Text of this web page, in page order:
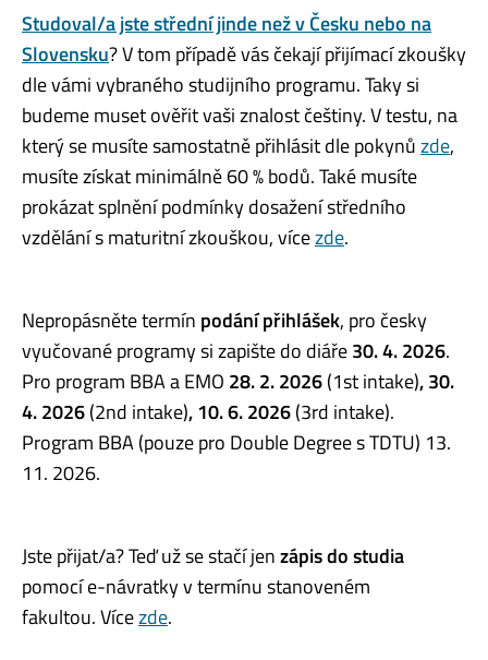
Studoval/a jste střední jinde než v Česku nebo na
Slovensku? V tom případě vás čekají přijímací zkoušky
dle vámi vybraného studijního programu. Taky si
budeme muset ověřit vaši znalost češtiny. V testu, na
který se musíte samostatně přihlásit dle pokynůzde,
musíte získat minimálně 60 % bodů. Také musíte
prokázat splnění podmínky dosažení středního
vzdělání s maturitní zkouškou, vícezde.
Nepropásněte termín podání přihlášek, pro česky
vyučované programy si zapište do diáře30. 4. 2026.
Pro program BBA a EMO 28. 2. 2026(1st intake), 30.
4. 2026(2nd intake), 10. 6. 2026(3rd intake).
Program BBA (pouze pro Double Degree s TDTU) 13.
11. 2026.
Jste přijat/a? Teď už se stačí jenzápis do studia
pomocí e-návratky v termínu stanoveném
fakultou.Vícezde.